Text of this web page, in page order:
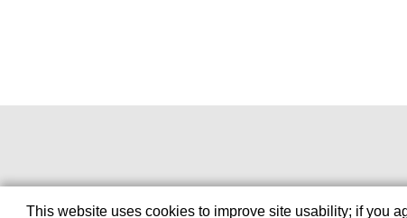
This website uses cookies to improve site usability; if you